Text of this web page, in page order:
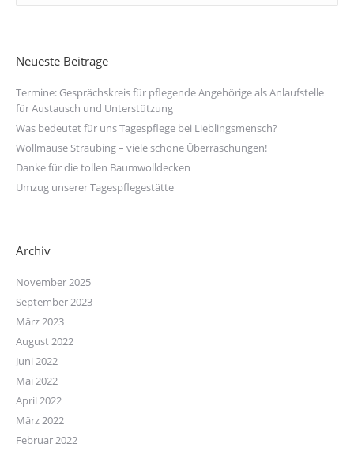
Neueste Beiträge
Termine: Gesprächskreis für pflegende Angehörige als Anlaufstelle
für Austausch und Unterstützung
Was bedeutet für uns Tagespflege bei Lieblingsmensch?
Wollmäuse Straubing – viele schöne Überraschungen!
Danke für die tollen Baumwolldecken
Umzug unserer Tagespflegestätte
Archiv
November 2025
September 2023
März 2023
August 2022
Juni 2022
Mai 2022
April 2022
März 2022
Februar 2022